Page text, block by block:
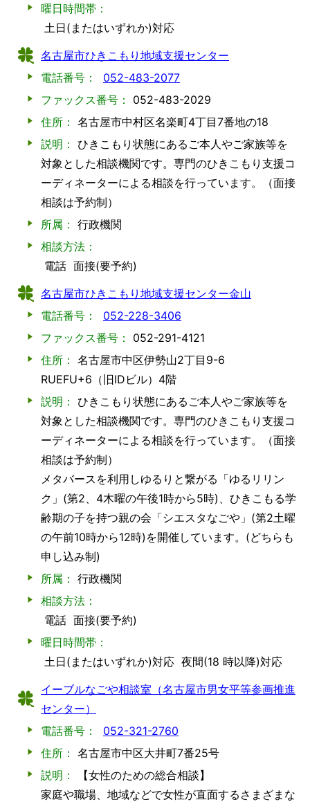
曜日時間帯：
土日(またはいずれか)対応
名古屋市ひきこもり地域支援センター
電話番号：
052-483-2077
ファックス番号：
052-483-2029
住所： 名古屋市中村区名楽町4丁目7番地の18
説明： ひきこもり状態にあるご本人やご家族等を
対象とした相談機関です。専門のひきこもり支援コ
ーディネーターによる相談を行っています。（面接
相談は予約制）
所属： 行政機関
相談方法：
電話 面接(要予約)
名古屋市ひきこもり地域支援センター金山
電話番号：
052-228-3406
ファックス番号：
052-291-4121
住所： 名古屋市中区伊勢山2丁目9-6
RUEFU+6（旧IDビル）4階
説明： ひきこもり状態にあるご本人やご家族等を
対象とした相談機関です。専門のひきこもり支援コ
ーディネーターによる相談を行っています。（面接
相談は予約制）
メタバースを利用しゆるりと繋がる「ゆるリリン
ク」(第2、4木曜の午後1時から5時)、ひきこもる学
齢期の子を持つ親の会「シエスタなごや」(第2土曜
の午前10時から12時)を開催しています。(どちらも
申し込み制)
所属： 行政機関
相談方法：
電話 面接(要予約)
曜日時間帯：
土日(またはいずれか)対応 夜間(18 時以降)対応
イーブルなごや相談室（名古屋市男女平等参画推進
センター）
電話番号：
052-321-2760
住所： 名古屋市中区大井町7番25号
説明：
【女性のための総合相談】
家庭や職場、地域などで女性が直面するさまざまな